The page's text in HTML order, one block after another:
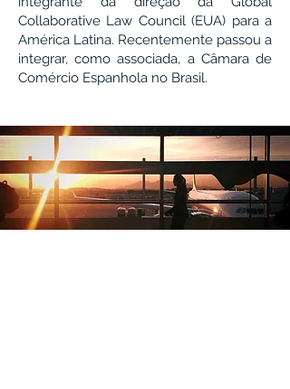
Collaborative Law Council (EUA) para a
América Latina. Recentemente passou a
integrar, como associada, a Câmara de
Comércio Espanhola no Brasil.